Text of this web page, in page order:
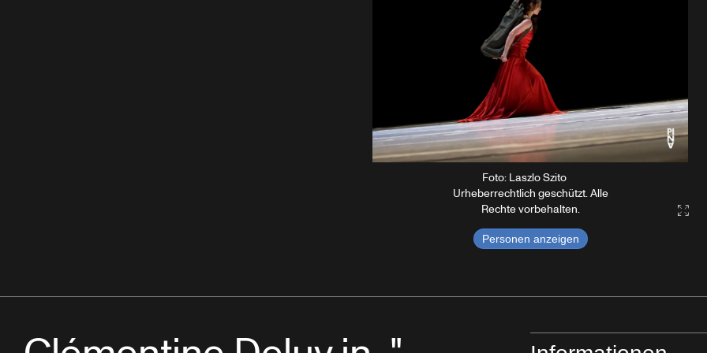
Foto: Laszlo Szito
Urheberrechtlich geschützt. Alle
Rechte vorbehalten.
Personen anzeigen